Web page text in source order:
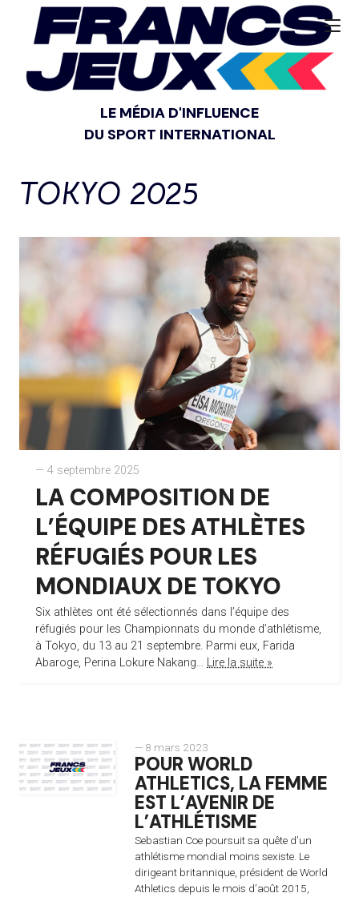
LE MÉDIA D'INFLUENCE
DU SPORT INTERNATIONAL
TOKYO 2025
— 4 septembre 2025
LA COMPOSITION DE
L’ÉQUIPE DES ATHLÈTES
RÉFUGIÉS POUR LES
MONDIAUX DE TOKYO
Six athlètes ont été sélectionnés dans l’équipe des
réfugiés pour les Championnats du monde d’athlétisme,
à Tokyo, du 13 au 21 septembre. Parmi eux, Farida
Abaroge, Perina Lokure Nakang... Lire la suite »
— 8 mars 2023
POUR WORLD
ATHLETICS, LA FEMME
EST L’AVENIR DE
L’ATHLÉTISME
Sebastian Coe poursuit sa quête d’un
athlétisme mondial moins sexiste. Le
dirigeant britannique, président de World
Athletics depuis le mois d’août 2015,